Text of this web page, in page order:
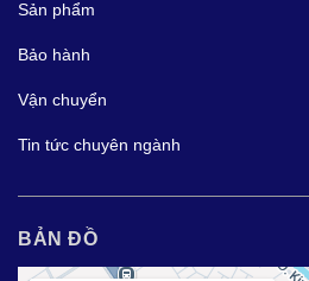
Sản phẩm
Bảo hành
Vận chuyển
Tin tức chuyên ngành
BẢN ĐỒ